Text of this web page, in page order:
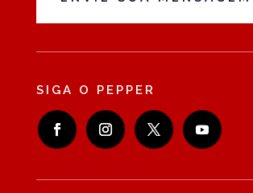
SIGA O PEPPER